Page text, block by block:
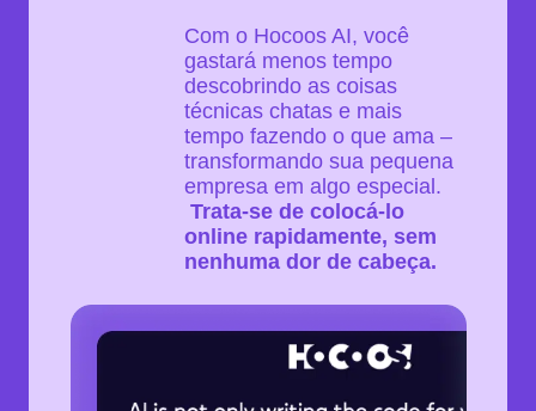
Com o Hocoos AI, você
gastará menos tempo
descobrindo as coisas
técnicas chatas e mais
tempo fazendo o que ama –
transformando sua pequena
empresa em algo especial.
Trata-se de colocá-lo
online rapidamente, sem
nenhuma dor de cabeça.